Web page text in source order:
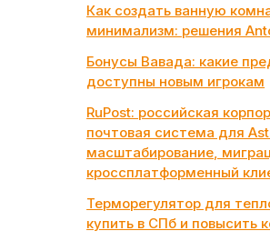
Как создать ванную
минимализм: решения
Бонусы Вавада: какие
доступны новым игрокам
RuPost: российская
почтовая система для
масштабирование,
кроссплатформенный
Терморегулятор для
купить в СПб и повысить